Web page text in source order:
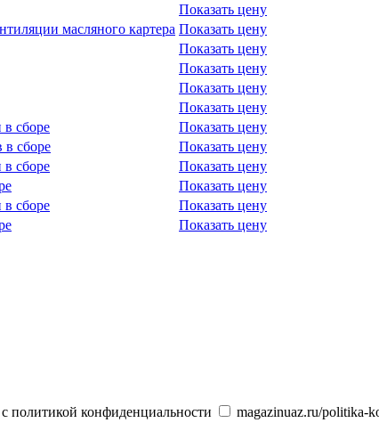
Показать цену
масляного картера Показать цену
Показать цену
Показать цену
Показать цену
Показать цену
сборе
Показать цену
в сборе
Показать цену
сборе
Показать цену
Показать цену
сборе
Показать цену
Показать цену
политикой конфиденциальности
magazinuaz.ru/politika-